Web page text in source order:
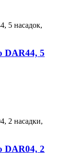
DAR44, 5
DAR04, 2